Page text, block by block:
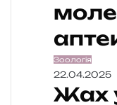
Зоологія
22.04.2025
Жах